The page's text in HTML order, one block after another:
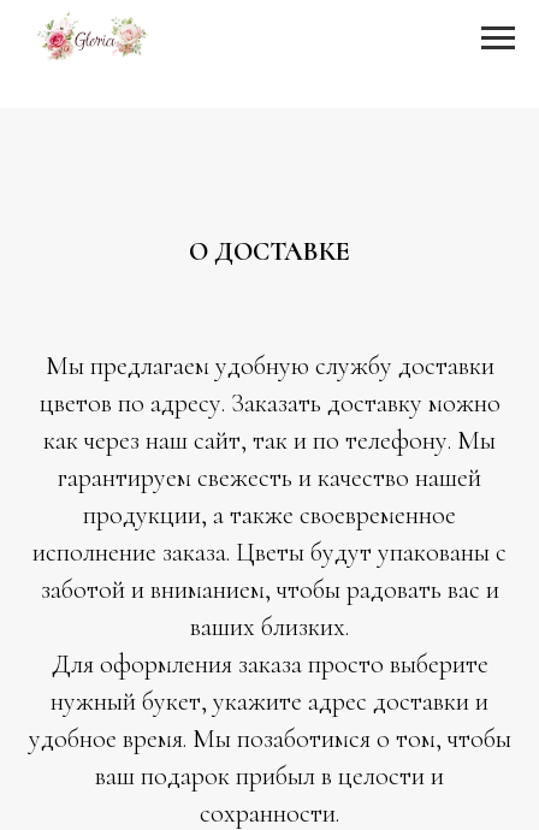
О ДОСТАВКЕ
Мы предлагаем удобную службу доставки
цветов по адресу. Заказать доставку можно
как через наш сайт, так и по телефону. Мы
гарантируем свежесть и качество нашей
продукции, а также своевременное
исполнение заказа. Цветы будут упакованы с
заботой и вниманием, чтобы радовать вас и
ваших близких.
Для оформления заказа просто выберите
нужный букет, укажите адрес доставки и
удобное время. Мы позаботимся о том, чтобы
ваш подарок прибыл в целости и
сохранности.